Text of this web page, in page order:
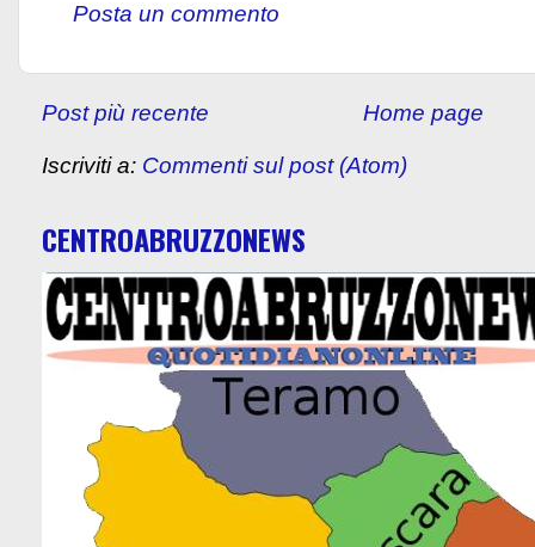
Posta un commento
Post più recente Home page
Iscriviti a: Commenti sul post (Atom)
CENTROABRUZZONEWS